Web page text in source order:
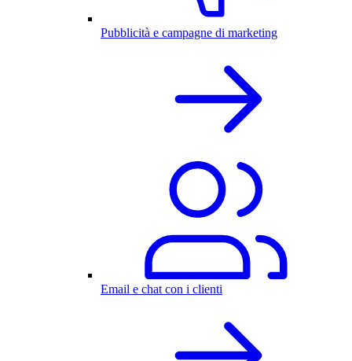
Pubblicità e campagne di marketing
Email e chat con i clienti